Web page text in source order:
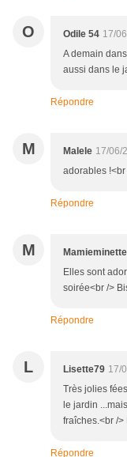
O Odile 54 17/
A demain
aussi dans le
Répondre
M Malele 17/06/
adorables
Répondre
M Mamieminette
Elles sont
soirée<br />
Répondre
L Lisette79 17/
Très jolies
le jardin
fraîches.<br /
Répondre